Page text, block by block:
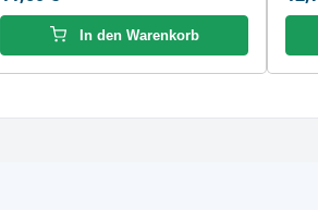
In den Warenkorb